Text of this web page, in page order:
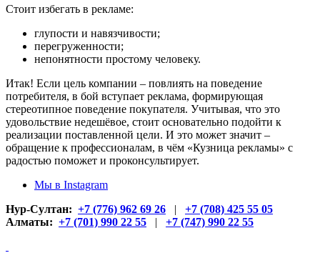
Стоит избегать в рекламе:
глупости и навязчивости;
перегруженности;
непонятности простому человеку.
Итак! Если цель компании – повлиять на поведение
потребителя, в бой вступает реклама, формирующая
стереотипное поведение покупателя. Учитывая, что это
удовольствие недешёвое, стоит основательно подойти к
реализации поставленной цели. И это может значит –
обращение к профессионалам, в чём «Кузница рекламы» с
радостью поможет и проконсультирует.
Мы в Instagram
Нур-Султан: +7 (776) 962 69 26 | +7 (708) 425 55 05
Алматы: +7 (701) 990 22 55 | +7 (747) 990 22 55